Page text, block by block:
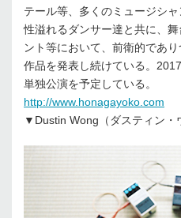
テール等、多くのミュージシ
性溢れるダンサー達と共に、
ント等において、前衛的であ
作品を発表し続けている。
単独公演を予定している。
http://www.honagayoko.com
▼Dustin Wong（ダスティン・